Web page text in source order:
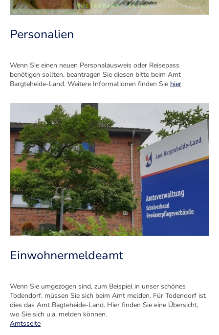
Personalien
Wenn Sie einen neuen Personalausweis oder Reisepass
benötigen sollten, beantragen Sie diesen bitte beim Amt
Bargteheide-Land. Weitere Informationen finden Sie hier
Einwohnermeldeamt
Wenn Sie umgezogen sind, zum Beispiel in unser schönes
Todendorf, müssen Sie sich beim Amt melden. Für Todendorf ist
dies das Amt Bagteheide-Land. Hier finden Sie eine Übersicht,
wo Sie sich u.a. melden können.
Amtsseite